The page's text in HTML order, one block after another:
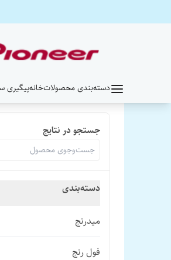
دسته‌بندی محصولاتخانهپیگیری
جستجو در نتایج
دسته‌بندی
میدرنج
فول رنج